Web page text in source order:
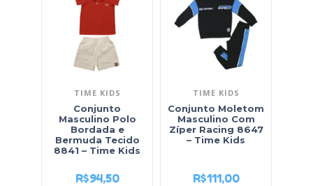
TIME KIDS
Conjunto
Masculino Polo
Bordada e
Bermuda Tecido
8841 – Time Kids
R$94,50
TIME KIDS
Conjunto Moletom
Masculino Com
Zíper Racing 8647
– Time Kids
R$111,00